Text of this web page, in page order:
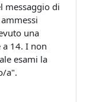
messaggio di
una
14. I non
esami la
a".